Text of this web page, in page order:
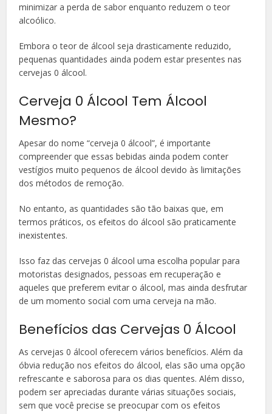
minimizar a perda de sabor enquanto reduzem o teor
alcoólico.
Embora o teor de álcool seja drasticamente reduzido,
pequenas quantidades ainda podem estar presentes nas
cervejas 0 álcool.
Cerveja 0 Álcool Tem Álcool
Mesmo?
Apesar do nome “cerveja 0 álcool”, é importante
compreender que essas bebidas ainda podem conter
vestígios muito pequenos de álcool devido às limitações
dos métodos de remoção.
No entanto, as quantidades são tão baixas que, em
termos práticos, os efeitos do álcool são praticamente
inexistentes.
Isso faz das cervejas 0 álcool uma escolha popular para
motoristas designados, pessoas em recuperação e
aqueles que preferem evitar o álcool, mas ainda desfrutar
de um momento social com uma cerveja na mão.
Benefícios das Cervejas 0 Álcool
As cervejas 0 álcool oferecem vários benefícios. Além da
óbvia redução nos efeitos do álcool, elas são uma opção
refrescante e saborosa para os dias quentes. Além disso,
podem ser apreciadas durante várias situações sociais,
sem que você precise se preocupar com os efeitos